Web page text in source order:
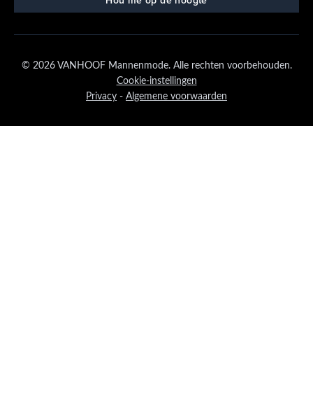
© 2026 VANHOOF Mannenmode. Alle rechten voorbehouden.
Cookie-instellingen
Privacy - Algemene voorwaarden